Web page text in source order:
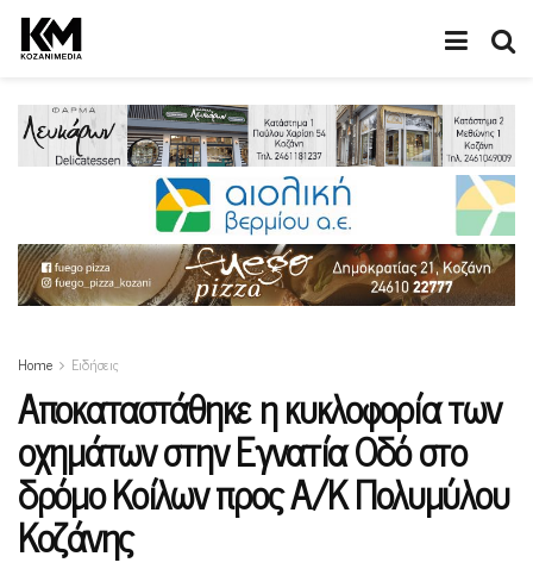
Home Ειδήσεις
Αποκαταστάθηκε η κυκλοφορία των
οχημάτων στην Εγνατία Οδό στο
δρόμο Κοίλων προς Α/Κ Πολυμύλου
Κοζάνης